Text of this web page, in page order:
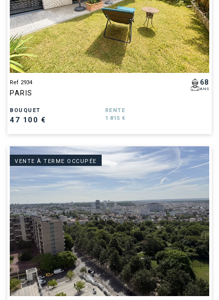
Ref 2934
PARIS
68
ANS
BOUQUET
47 100 €
RENTE
1 815 €
VENTE À TERME OCCUPÉE